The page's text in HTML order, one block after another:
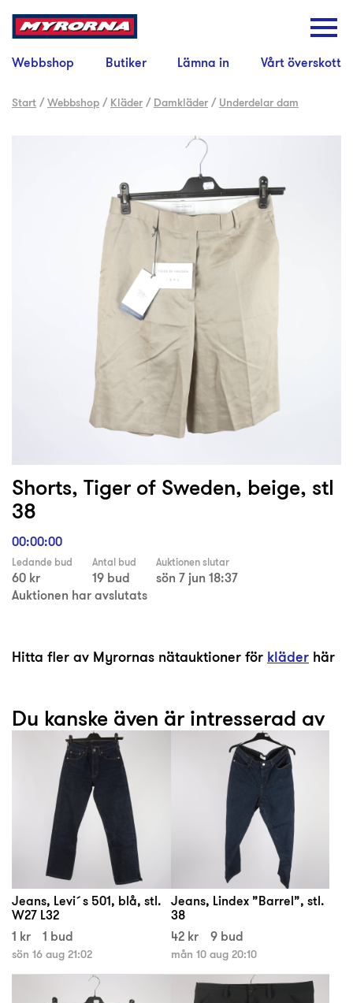
Webbshop Butiker Lämna in Vårt överskott
Start /Webbshop / Kläder / Damkläder / Underdelar dam
Shorts, Tiger of Sweden, beige, stl
38
00:00:00
Ledande bud
60 kr
Antal bud
19 bud
Auktionen slutar
sön 7 jun 18:37
Auktionen har avslutats
Hitta fler av Myrornas nätauktioner för kläder här
Du kanske även är intresserad av
Jeans, Levi´s 501, blå, stl.
W27 L32
1 kr
1 bud
sön 16 aug 21:02
Jeans, Lindex ”Barrel”, stl.
38
42 kr
9 bud
mån 10 aug 20:10